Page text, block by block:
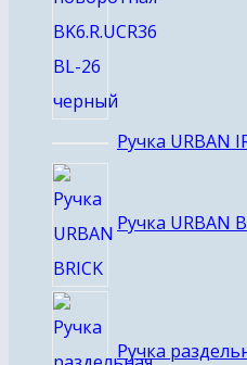
Ручка URBAN
Ручка URBAN
Ручка